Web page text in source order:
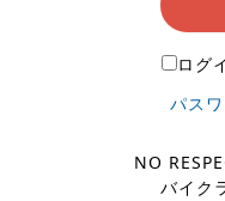
ログ
パス
NO
バイク